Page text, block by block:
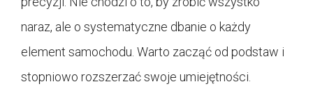
naraz, ale o systematyczne dbanie o każdy
element samochodu. Warto zacząć od podstaw i
stopniowo rozszerzać swoje umiejętności.